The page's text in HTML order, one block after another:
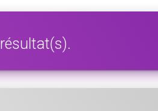
résultat(s).